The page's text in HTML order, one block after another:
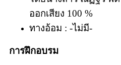
ออกเสียง 100 %
ทางอ้อม : -ไม่มี-
การฝึกอบรม